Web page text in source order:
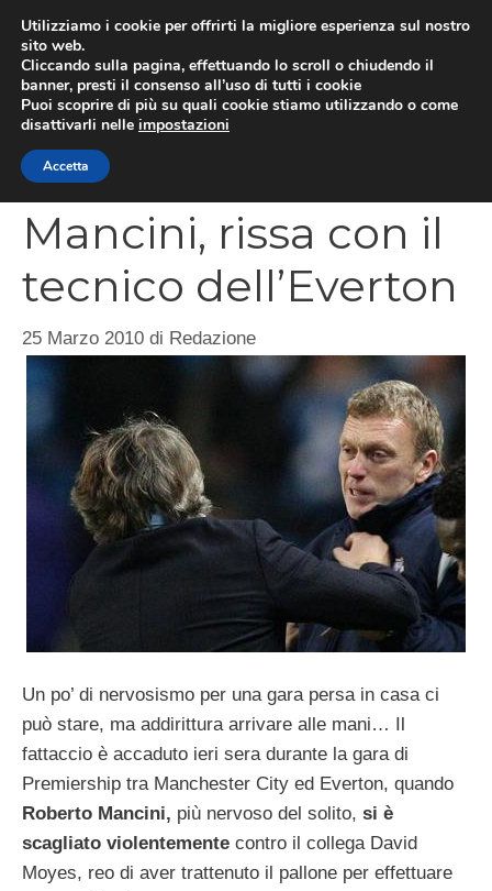
contenuto
Mancini, rissa con il
tecnico dell’Everton
25 Marzo 2010 di Redazione
Un po’ di nervosismo per una gara persa in casa ci
può stare, ma addirittura arrivare alle mani… Il
fattaccio è accaduto ieri sera durante la gara di
Premiership tra Manchester City ed Everton, quando
Roberto Mancini, più nervoso del solito, si è
scagliato violentemente contro il collega David
Moyes, reo di aver trattenuto il pallone per effettuare
Utilizziamo i cookie per offrirti la migliore esperienza sul nostro
sito web.
Cliccando sulla pagina, effettuando lo scroll o chiudendo il
banner, presti il consenso all’uso di tutti i cookie
Puoi scoprire di più su quali cookie stiamo utilizzando o come
disattivarli nelle impostazioni
Accetta